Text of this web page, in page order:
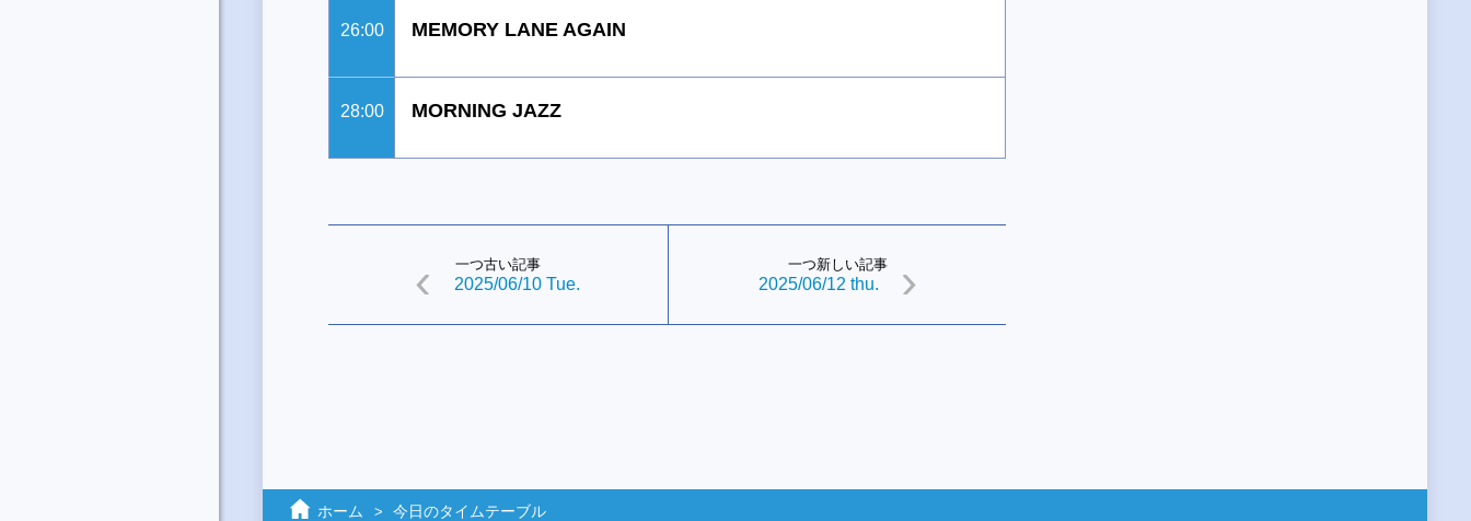
26:00 MEMORY LANE AGAIN
28:00 MORNING JAZZ
一つ古い記事
2025/06/10 Tue.
一つ新しい記事
2025/06/12 thu.
ホーム 今日のタイムテーブル